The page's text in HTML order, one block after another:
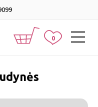
0